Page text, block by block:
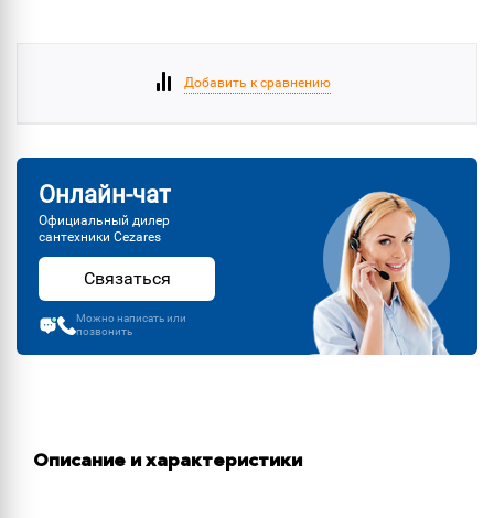
Добавить к сравнению
Онлайн-чат
Официальный дилер
сантехники Cezares
Связаться
Можно написать или
позвонить
Описание и характеристики